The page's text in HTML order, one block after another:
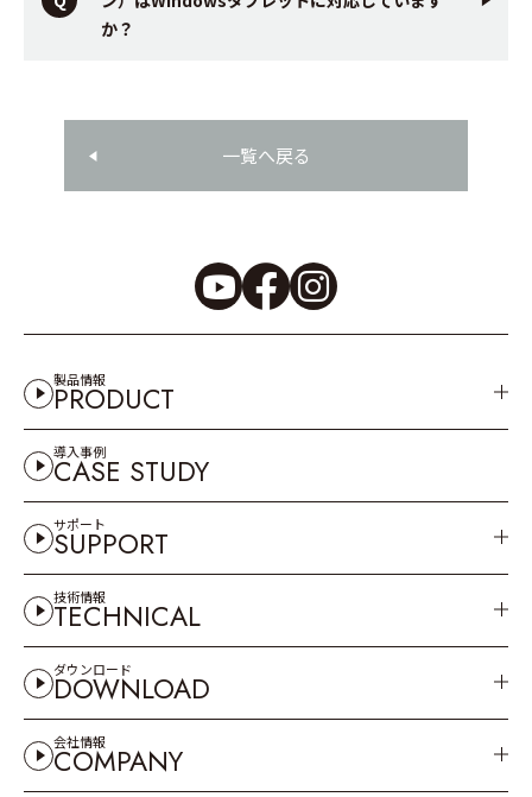
か？
一覧へ戻る
製品情報
PRODUCT
導入事例
CASE STUDY
サポート
SUPPORT
技術情報
TECHNICAL
ダウンロード
DOWNLOAD
会社情報
COMPANY